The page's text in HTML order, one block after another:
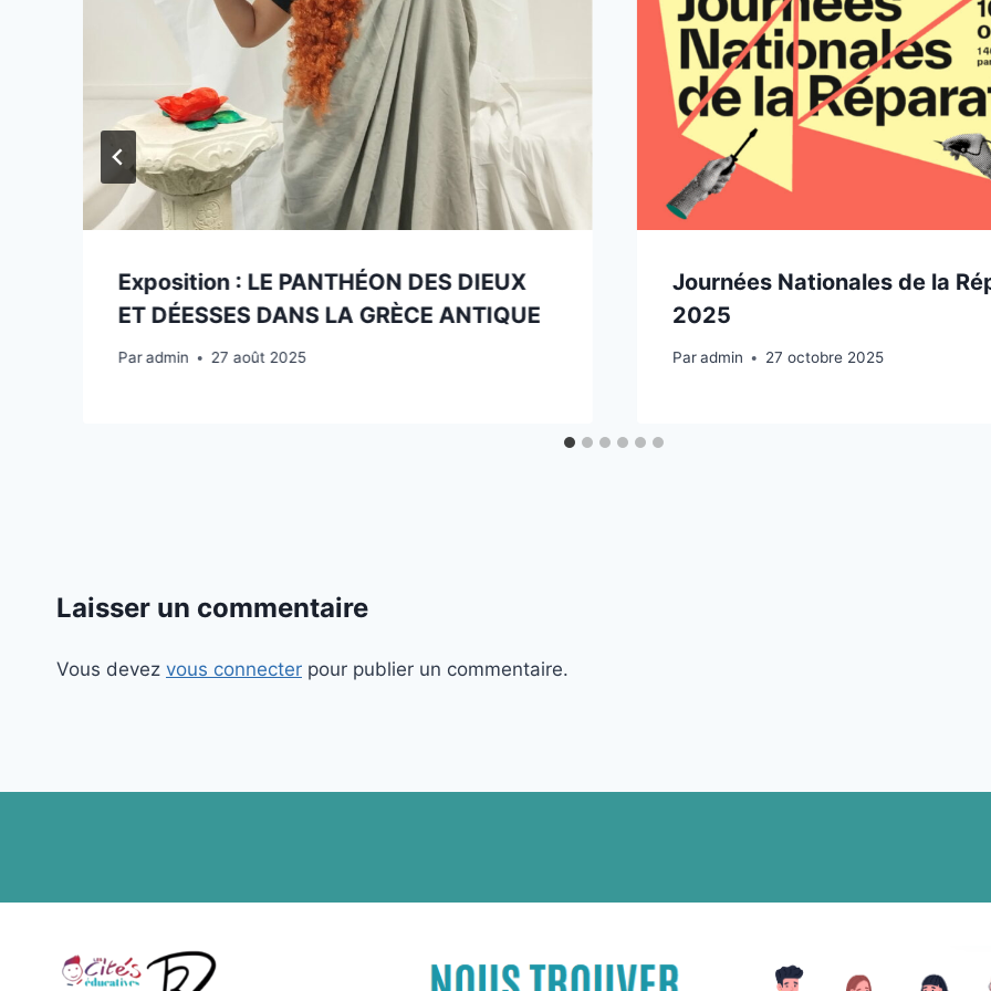
Exposition : LE PANTHÉON DES DIEUX
ET DÉESSES DANS LA GRÈCE ANTIQUE
Paradmin 27 août 2025
Journées Nationales de la
2025
Par admin 27 octobre 2025
Laisser un commentaire
Vous devez vous connecter pour publier un commentaire.